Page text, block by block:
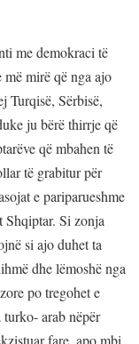
me demokraci të
mirë që nga ajo
Turqisë, Sërbisë,
ju bërë thirrje që
që mbahen të
të grabitur për
e pariparueshme
Si zonja
si ajo duhet ta
dhe lëmoshë nga
po tregohet e
turko- arab nëpër
fare, apo mbi